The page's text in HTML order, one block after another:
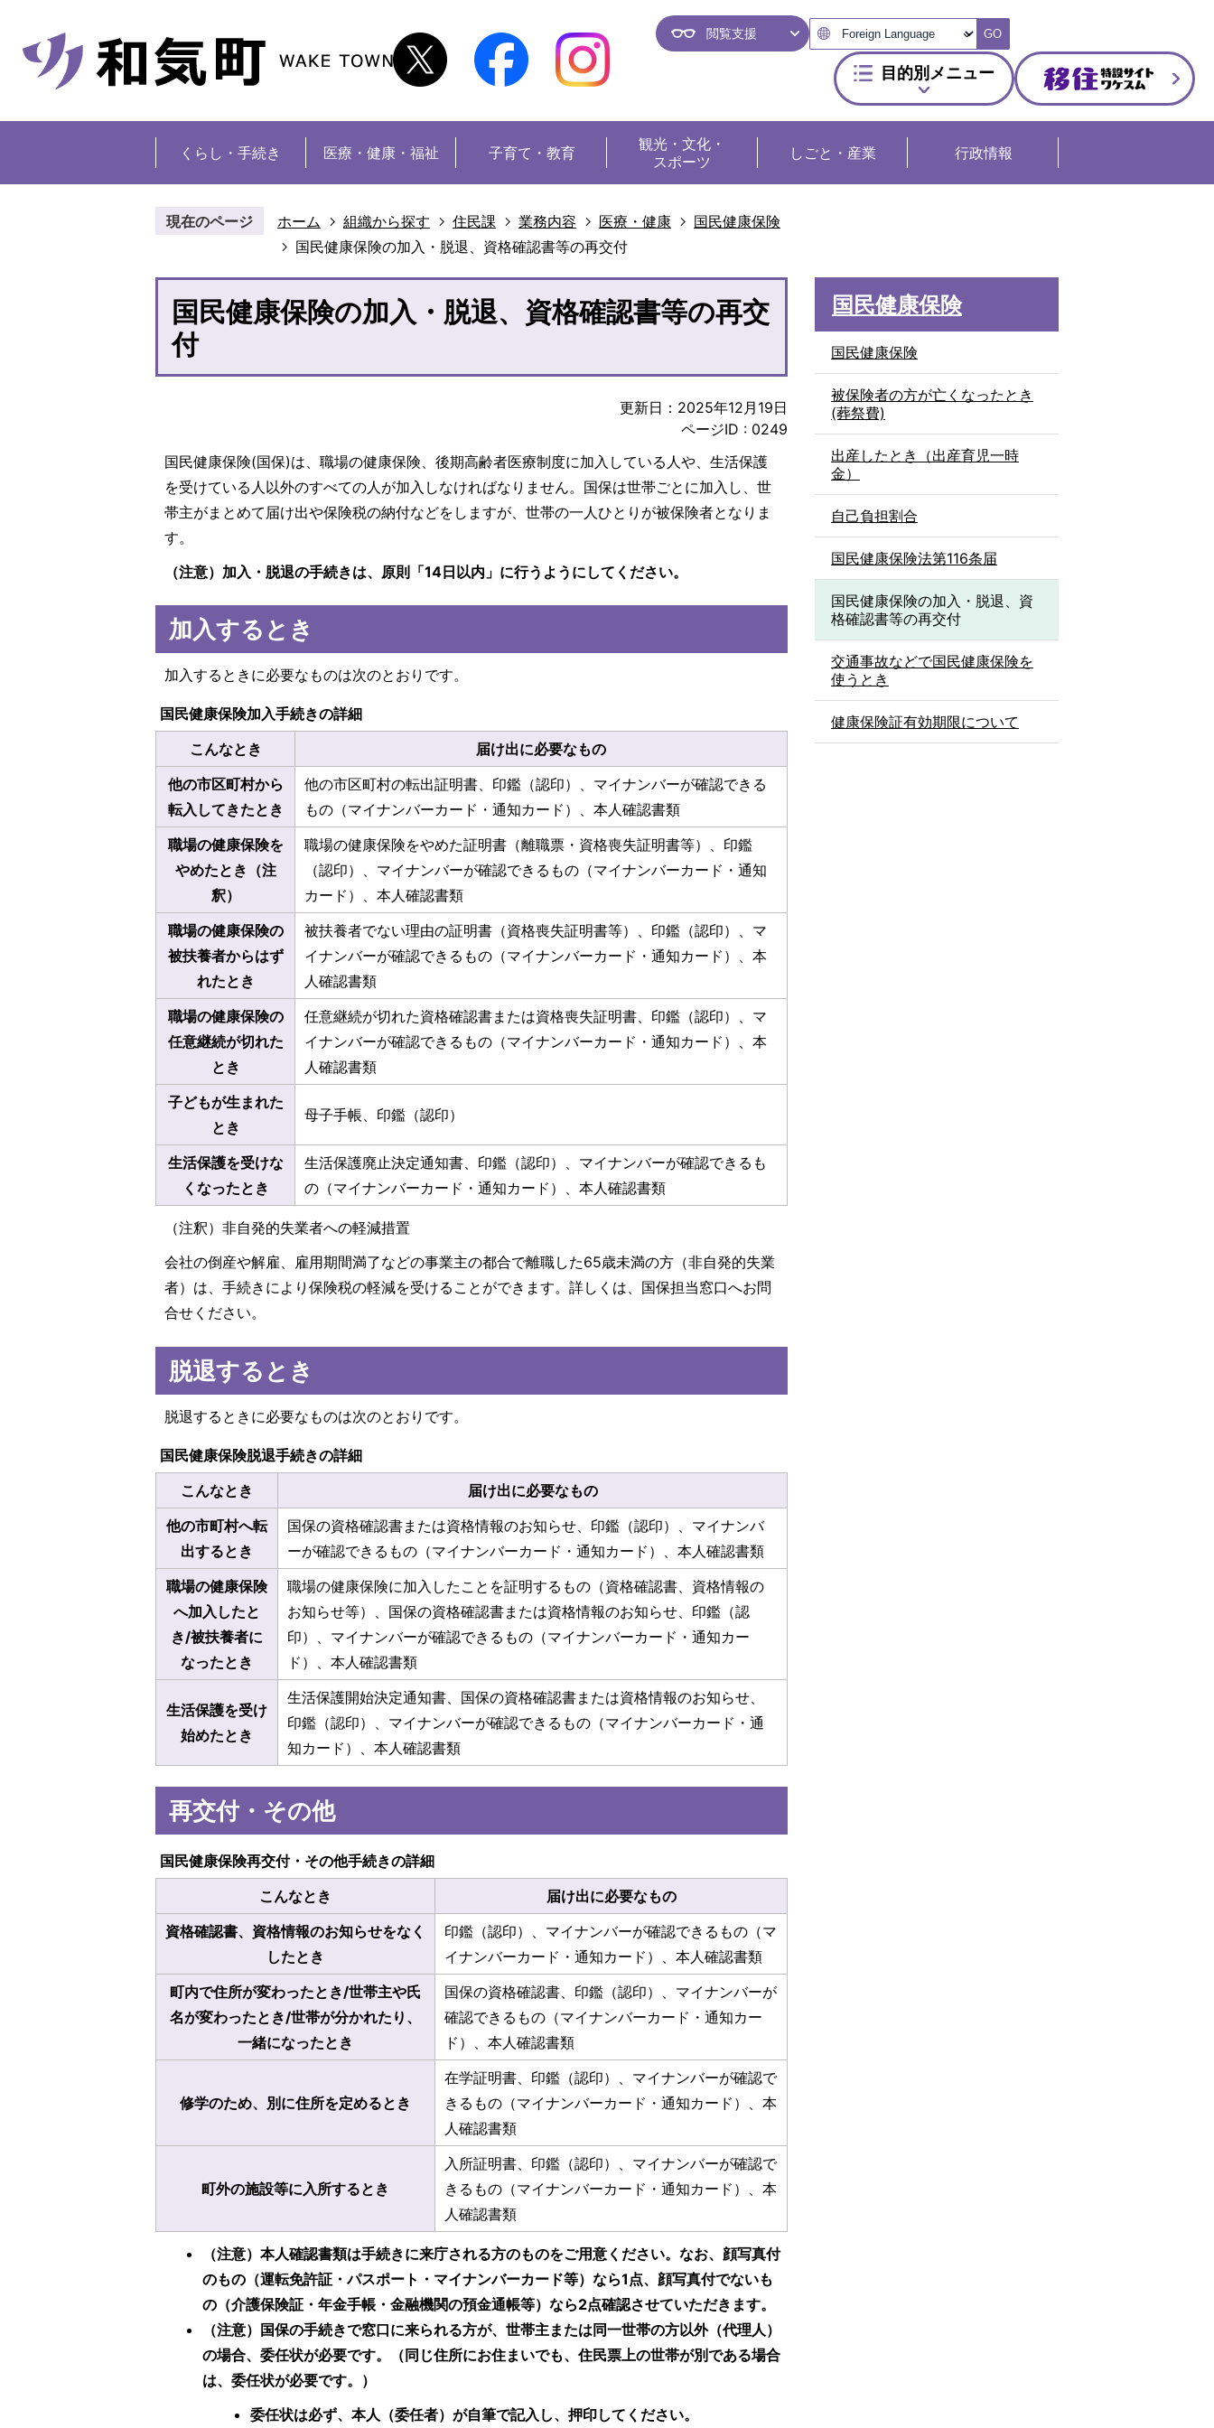
閲覧支援 GO
目的別メニュー
くらし・手続き 医療・健康・福祉 子育て・教育 観光・文化・
スポーツ
しごと・産業 行政情報
現在のページ ホーム 組織から探す 住民課 業務内容 医療・健康
国民健康保険
国民健康保険の加入・脱退、資格確認書等の再交付
国民健康保険の加入・脱退、資格確認書等の再交
付
更新日：2025年12月19日
ページID : 0249
国民健康保険(国保)は、職場の健康保険、後期高齢者医療制度に加入している人や、生活保護
を受けている人以外のすべての人が加入しなければなりません。国保は世帯ごとに加入し、世
帯主がまとめて届け出や保険税の納付などをしますが、世帯の一人ひとりが被保険者となりま
す。
（注意）加入・脱退の手続きは、原則「14日以内」に行うようにしてください。
加入するとき
加入するときに必要なものは次のとおりです。
国民健康保険加入手続きの詳細
こんなとき
届け出に必要なもの
他の市区町村から
転入してきたとき
他の市区町村の転出証明書、印鑑（認印）、マイナンバーが確認できる
もの（マイナンバーカード・通知カード）、本人確認書類
職場の健康保険を
やめたとき（注
釈）
職場の健康保険をやめた証明書（離職票・資格喪失証明書等）、印鑑
（認印）、マイナンバーが確認できるもの（マイナンバーカード・通知
カード）、本人確認書類
職場の健康保険の
被扶養者からはず
れたとき
被扶養者でない理由の証明書（資格喪失証明書等）、印鑑（認印）、マ
イナンバーが確認できるもの（マイナンバーカード・通知カード）、本
人確認書類
職場の健康保険の
任意継続が切れた
とき
任意継続が切れた資格確認書または資格喪失証明書、印鑑（認印）、マ
イナンバーが確認できるもの（マイナンバーカード・通知カード）、本
人確認書類
子どもが生まれた
とき
母子手帳、印鑑（認印）
生活保護を受けな
くなったとき
生活保護廃止決定通知書、印鑑（認印）、マイナンバーが確認できるも
の（マイナンバーカード・通知カード）、本人確認書類
（注釈）非自発的失業者への軽減措置
会社の倒産や解雇、雇用期間満了などの事業主の都合で離職した65歳未満の方（非自発的失業
者）は、手続きにより保険税の軽減を受けることができます。詳しくは、国保担当窓口へお問
合せください。
脱退するとき
脱退するときに必要なものは次のとおりです。
国民健康保険脱退手続きの詳細
こんなとき
届け出に必要なもの
他の市町村へ転
出するとき
国保の資格確認書または資格情報のお知らせ、印鑑（認印）、マイナンバ
ーが確認できるもの（マイナンバーカード・通知カード）、本人確認書類
職場の健康保険
へ加入したと
き/被扶養者に
なったとき
職場の健康保険に加入したことを証明するもの（資格確認書、資格情報の
お知らせ等）、国保の資格確認書または資格情報のお知らせ、印鑑（認
印）、マイナンバーが確認できるもの（マイナンバーカード・通知カー
ド）、本人確認書類
生活保護を受け
始めたとき
生活保護開始決定通知書、国保の資格確認書または資格情報のお知らせ、
印鑑（認印）、マイナンバーが確認できるもの（マイナンバーカード・通
知カード）、本人確認書類
再交付・その他
国民健康保険再交付・その他手続きの詳細
こんなとき
届け出に必要なもの
資格確認書、資格情報のお知らせをなく
したとき
印鑑（認印）、マイナンバーが確認できるもの（マ
イナンバーカード・通知カード）、本人確認書類
町内で住所が変わったとき/世帯主や氏
名が変わったとき/世帯が分かれたり、
一緒になったとき
国保の資格確認書、印鑑（認印）、マイナンバーが
確認できるもの（マイナンバーカード・通知カー
ド）、本人確認書類
修学のため、別に住所を定めるとき
在学証明書、印鑑（認印）、マイナンバーが確認で
きるもの（マイナンバーカード・通知カード）、本
人確認書類
町外の施設等に入所するとき
入所証明書、印鑑（認印）、マイナンバーが確認で
きるもの（マイナンバーカード・通知カード）、本
人確認書類
（注意）本人確認書類は手続きに来庁される方のものをご用意ください。なお、顔写真付
のもの（運転免許証・パスポート・マイナンバーカード等）なら1点、顔写真付でないも
の（介護保険証・年金手帳・金融機関の預金通帳等）なら2点確認させていただきます。
（注意）国保の手続きで窓口に来られる方が、世帯主または同一世帯の方以外（代理人）
の場合、委任状が必要です。（同じ住所にお住まいでも、住民票上の世帯が別である場合
は、委任状が必要です。）
委任状は必ず、本人（委任者）が自筆で記入し、押印してください。
国民健康保険
国民健康保険
被保険者の方が亡くなったとき
(葬祭費)
出産したとき（出産育児一時
金）
自己負担割合
国民健康保険法第116条届
国民健康保険の加入・脱退、資
格確認書等の再交付
交通事故などで国民健康保険を
使うとき
健康保険証有効期限について